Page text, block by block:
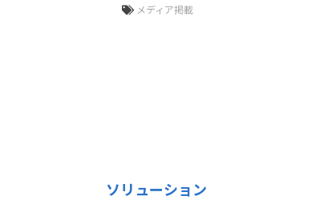
メディア掲載
ソリューション